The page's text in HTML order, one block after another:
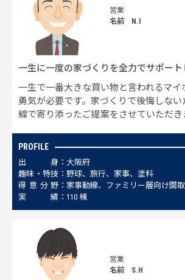
営業
名前 N.I
一生に一度の家づくりを全力でサポート
一生で一番大きな買い物と言われるマイ
勇気が必要です。家づくりで後悔しない
線で寄り添ったご提案をさせていただき
PROFILE
出 身
大阪府
趣味 ・ 特技
野球、旅行、家事、塗料
得 意 分 野
家事動線、ファミリー層向け間
実
績 110 棟
営業
名前 S.H